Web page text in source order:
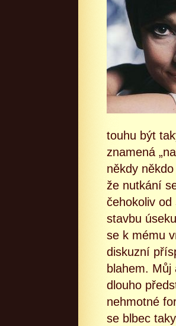
touhu být
znamená
někdy
že nutkání
čehokoliv od
stavbu
se k mému
diskuzní
blahem.
dlouho
nehmotné
se blbec